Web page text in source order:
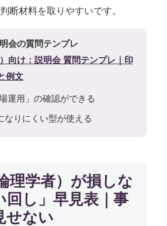
断材料を取りやすいです。
会の質問テンプレ
向け：説明会 質問テンプレ｜印
例文
運用」の確認ができる
なりにくい型が使える
理学者）が損しな
回し」早見表｜事
せない